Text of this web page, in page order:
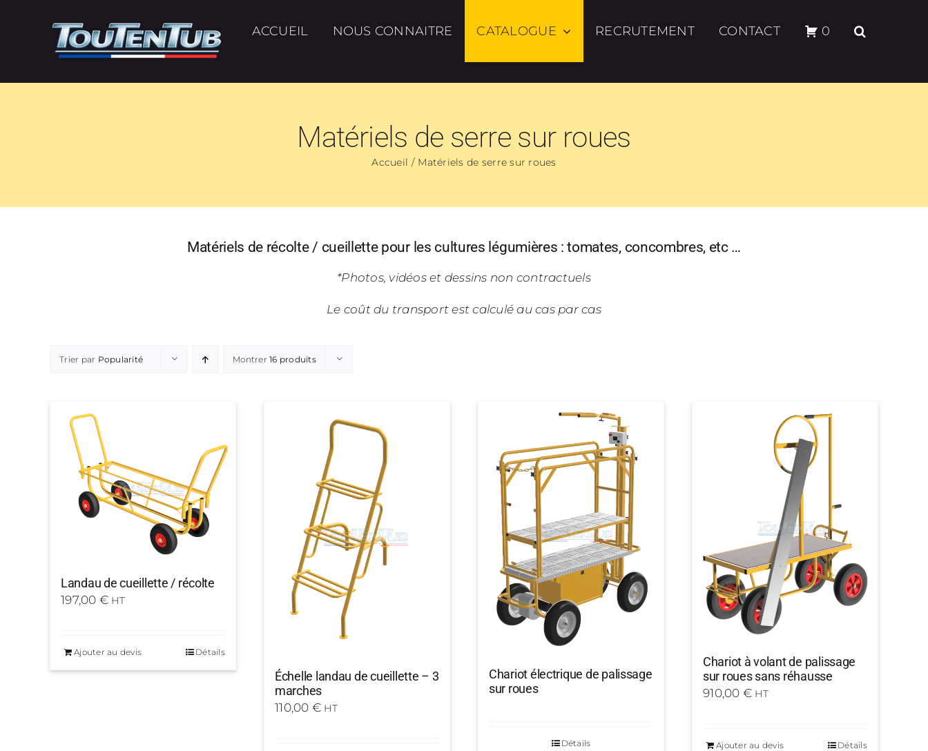
ACCUEIL NOUS CONNAITRE CATALOGUE RECRUTEMENT CONTACT 0
Matériels de serre sur roues
Accueil Matériels de serre sur roues
Matériels de récolte / cueillette pour les cultures légumières : tomates, concombres, etc …
*Photos, vidéos et dessins non contractuels
Le coût du transport est calculé au cas par cas
Trier par Popularité Montrer16 produits
Landau de cueillette / récolte
197,00 € HT
Ajouter au devis Détails
Échelle landau de cueillette – 3
marches
110,00 € HT
Chariot électrique de palissage
sur roues
Détails
Chariot à volant de palissage
sur roues sans réhausse
910,00 € HT
Ajouter au devis Détails